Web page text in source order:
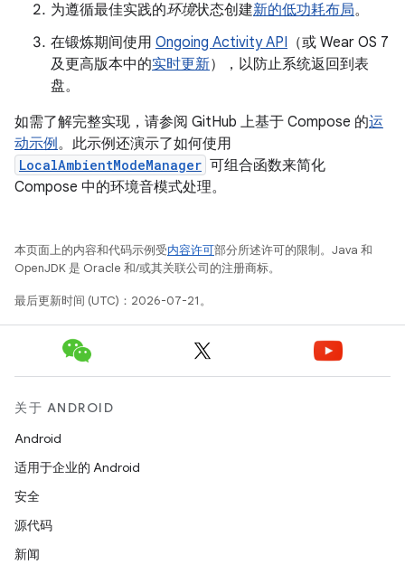
为遵循最佳实践的环境状态创建新的低功耗布局。
在锻炼期间使用 Ongoing Activity API （或 Wear OS 7
及更高版本中的实时更新），以防止系统返回到表
盘。
如需了解完整实现，请参阅 GitHub 上基于 Compose 的运
动示例。此示例还演示了如何使用
LocalAmbientModeManager 可组合函数来简化
Compose 中的环境音模式处理。
本页面上的内容和代码示例受内容许可部分所述许可的限制。Java 和
OpenJDK 是 Oracle 和/或其关联公司的注册商标。
最后更新时间 (UTC)：2026-07-21。
关于 ANDROID
Android
适用于企业的 Android
安全
源代码
新闻